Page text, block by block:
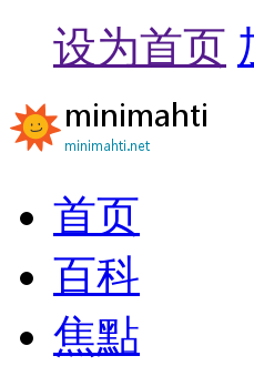
设为首页
首页
百科
焦點